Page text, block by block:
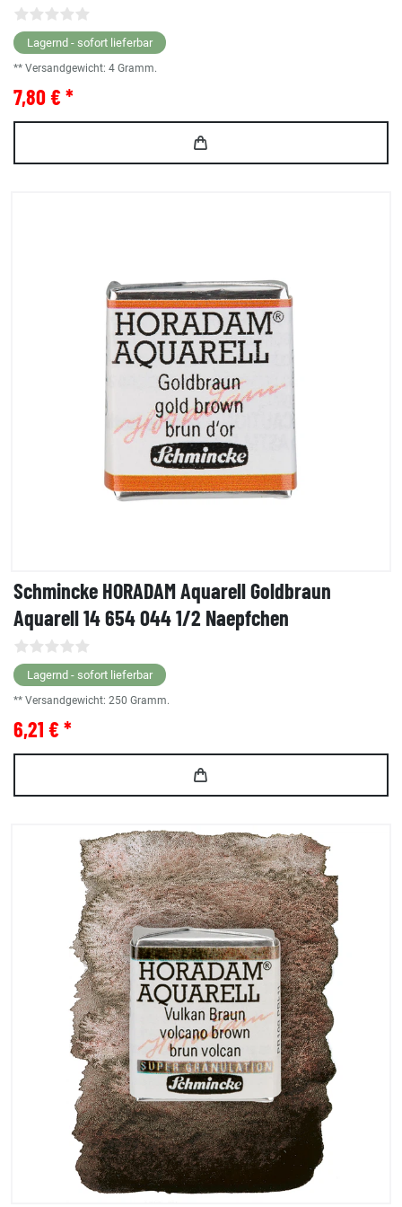
Lagernd - sofort lieferbar
** Versandgewicht: 4 Gramm.
7,80 € *
Schmincke HORADAM Aquarell Goldbraun
Aquarell 14 654 044 1/2 Naepfchen
Lagernd - sofort lieferbar
** Versandgewicht: 250 Gramm.
6,21 € *